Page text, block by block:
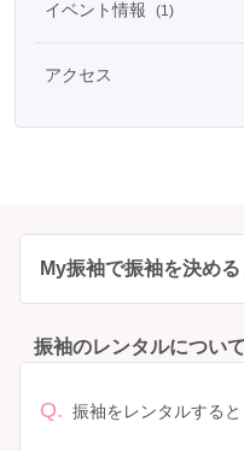
イベント情報 (1)
アクセス
My振袖で振袖を決め
振袖のレンタルについ
Q. 振袖をレンタルする